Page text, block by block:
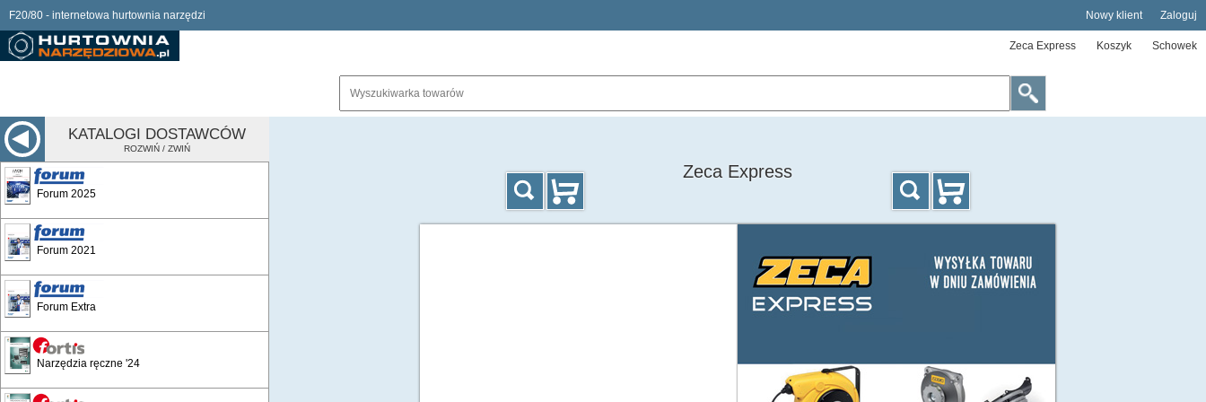
F20/80 - internetowa hurtownia narzędzi Nowy klient Zaloguj
Zeca Express Koszyk Schowek
KATALOGI DOSTAWCÓW
ROZWIŃ / ZWIŃ
Forum 2025
Forum 2021
Forum Extra
Narzędzia ręczne '24
Zeca Express